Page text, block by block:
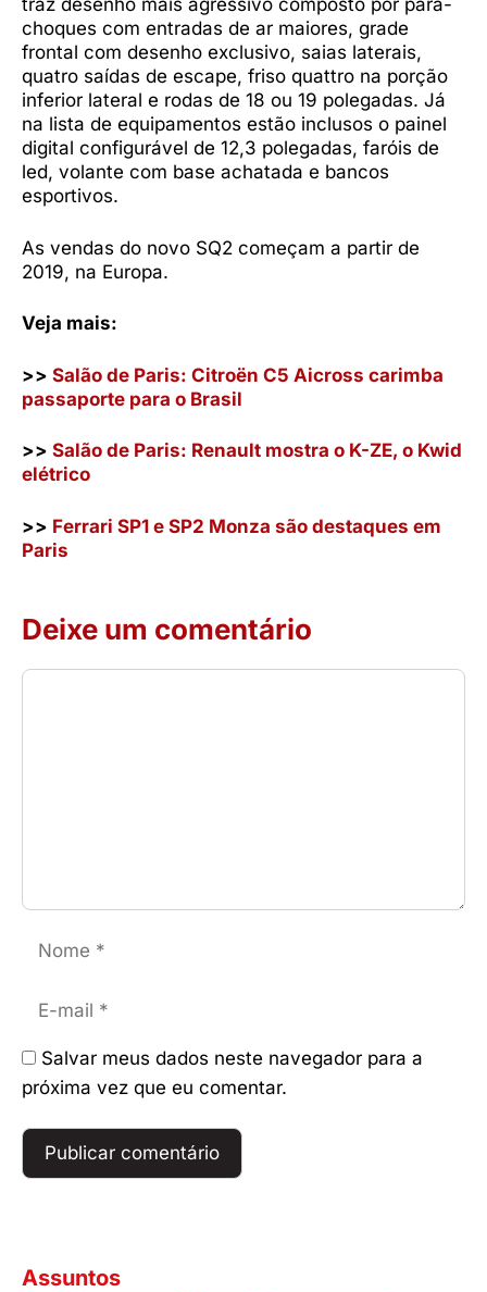
traz desenho mais agressivo composto por para-
choques com entradas de ar maiores, grade
frontal com desenho exclusivo, saias laterais,
quatro saídas de escape, friso quattro na porção
inferior lateral e rodas de 18 ou 19 polegadas. Já
na lista de equipamentos estão inclusos o painel
digital configurável de 12,3 polegadas, faróis de
led, volante com base achatada e bancos
esportivos.
As vendas do novo SQ2 começam a partir de
2019, na Europa.
Veja mais:
>> Salão de Paris: Citroën C5 Aicross carimba
passaporte para o Brasil
>> Salão de Paris: Renault mostra o K-ZE, o Kwid
elétrico
>> Ferrari SP1 e SP2 Monza são destaques em
Paris
Deixe um comentário
Comentário
Nome
E-
mail
Salvar meus dados neste navegador para a
próxima vez que eu comentar.
Assuntos